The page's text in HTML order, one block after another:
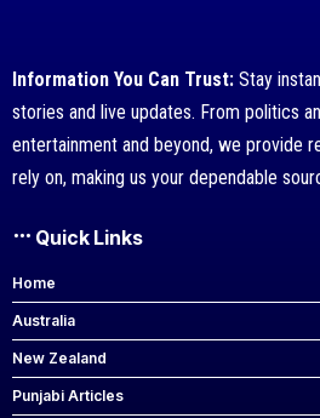
Information You Can Trust: Stay
stories and live updates. From politics
entertainment and beyond, we provide
rely on, making us your dependable
Quick Links
Home
Australia
New Zealand
Punjabi Articles